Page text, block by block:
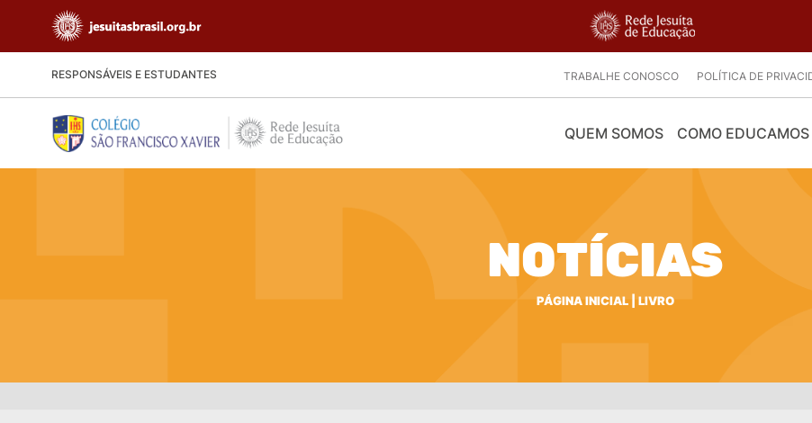
RESPONSÁVEIS E ESTUDANTES TRABALHE CONOSCO POLÍTICA DE
QUEM SOMOS COMO EDUCAMOS
NOTÍCIAS
PÁGINA INICIAL| LIVRO